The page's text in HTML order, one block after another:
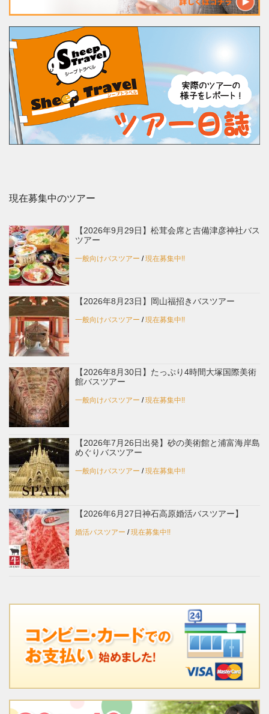
現在募集中のツアー
【2026年9月29日】松茸会席と吉備津彦神社バス
ツアー
一般向けバスツアー /現在募集中!!
【2026年8月23日】岡山福招きバスツアー
一般向けバスツアー /現在募集中!!
【2026年8月30日】たっぷり4時間大塚国際美術
館バスツアー
一般向けバスツアー /現在募集中!!
【2026年7月26日出発】砂の美術館と浦富海岸島
めぐりバスツアー
一般向けバスツアー /現在募集中!!
【2026年6月27日神石高原婚活バスツアー】
婚活バスツアー /現在募集中!!